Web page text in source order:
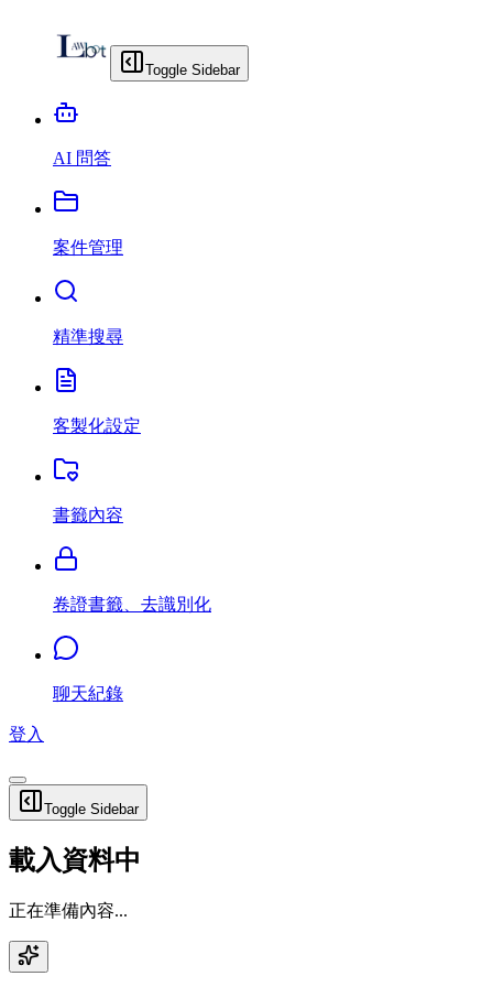
Toggle Sidebar
AI 問答
案件管理
精準搜尋
客製化設定
書籤內容
卷證書籤、去識別化
聊天紀錄
登入
Toggle Sidebar
載入資料中
正在準備內容...